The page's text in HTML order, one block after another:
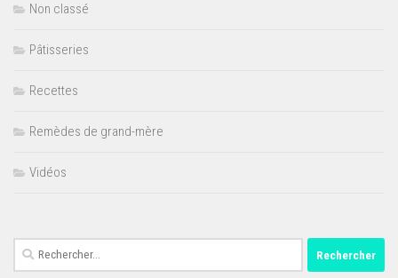
Non classé
Pâtisseries
Recettes
Remèdes de grand-mère
Vidéos
Rechercher :